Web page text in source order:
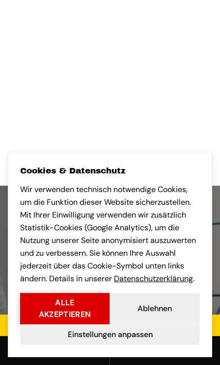
Jetzt kostenloses Angebot einholen
Cookies & Datenschutz
Wir verwenden technisch notwendige Cookies,
um die Funktion dieser Website sicherzustellen.
Mit Ihrer Einwilligung verwenden wir zusätzlich
Statistik-Cookies (Google Analytics), um die
Nutzung unserer Seite anonymisiert auszuwerten
und zu verbessern. Sie können Ihre Auswahl
jederzeit über das Cookie-Symbol unten links
ändern. Details in unserer Datenschutzerklärung.
ALLE
AKZEPTIEREN
Ablehnen
Einstellungen anpassen